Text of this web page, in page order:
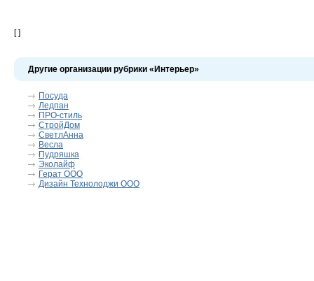
[ ]
Другие организации рубрики «Интерьер»
Посуда
Ледпан
ПРО-стиль
СтройДом
СветлАнна
Весла
Пудряшка
Эколайф
Герат ООО
Дизайн Технолоджи ООО